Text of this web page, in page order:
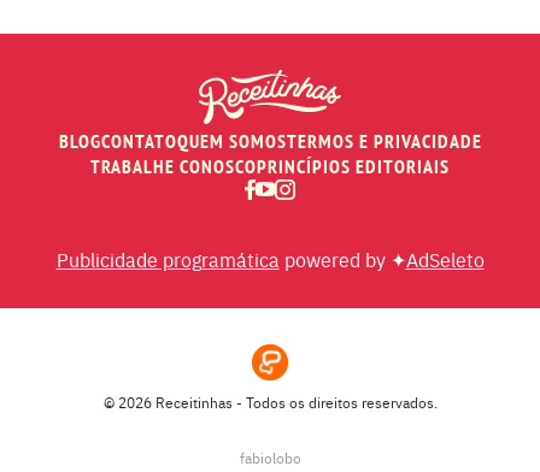
RECEITAS DE AIR FRYER
RECEITAS DE ANO NOVO (RÉVEILLON)
RECEITAS DE NATAL
BLOGCONTATOQUEM SOMOSTERMOS E PRIVACIDADE
TRABALHE CONOSCOPRINCÍPIOS EDITORIAIS
Publicidade programática powered by ✦AdSeleto
© 2026 Receitinhas - Todos os direitos reservados.
fabiolobo